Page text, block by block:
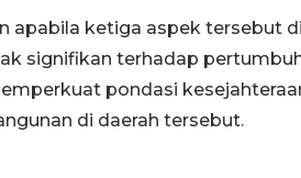
apabila ketiga aspek tersebut
signifikan terhadap
pondasi
di daerah tersebut.